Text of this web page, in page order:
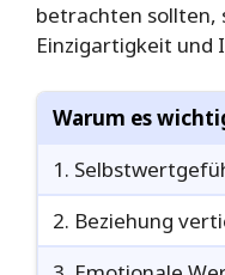
betrachten sollten,
Einzigartigkeit und
Warum es
1.
2. Beziehung